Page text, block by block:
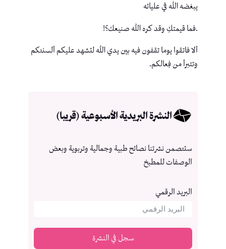
يبغضه الله في عليائه
.فما قيمتكِ وقد كره الله صنيعك؟!
ألا فاتقوا يوما تقفون فيه بين يدي الله لتشهد عليكم ألسنتكم
وتتبرأ من فِعالكم.
النشرة البريدية الأسبوعية (قريبا)
ستتصمن نشرتنا نصائح طبية وجمالية وتربوية وبعض
الوصفات للمطبخ
البريد الرقمي
سجل في النشرة